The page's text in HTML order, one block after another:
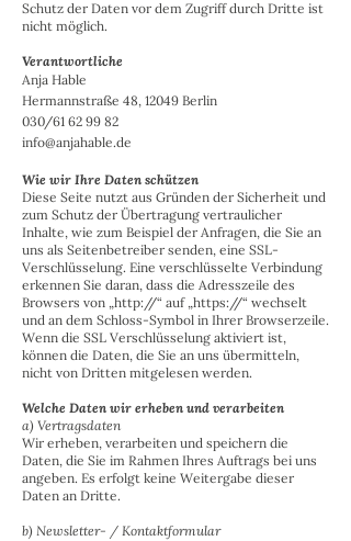
Schutz der Daten vor dem Zugriff durch Dritte ist
nicht möglich.
Verantwortliche
Anja Hable
Hermannstraße 48, 12049 Berlin
030/61 62 99 82
info@anjahable.de
Wie wir Ihre Daten schützen
Diese Seite nutzt aus Gründen der Sicherheit und
zum Schutz der Übertragung vertraulicher
Inhalte, wie zum Beispiel der Anfragen, die Sie an
uns als Seitenbetreiber senden, eine SSL-
Verschlüsselung. Eine verschlüsselte Verbindung
erkennen Sie daran, dass die Adresszeile des
Browsers von „http://“ auf „https://“ wechselt
und an dem Schloss-Symbol in Ihrer Browserzeile.
Wenn die SSL Verschlüsselung aktiviert ist,
können die Daten, die Sie an uns übermitteln,
nicht von Dritten mitgelesen werden.
Welche Daten wir erheben und verarbeiten
a) Vertragsdaten
Wir erheben, verarbeiten und speichern die
Daten, die Sie im Rahmen Ihres Auftrags bei uns
angeben. Es erfolgt keine Weitergabe dieser
Daten an Dritte.
b) Newsletter- / Kontaktformular